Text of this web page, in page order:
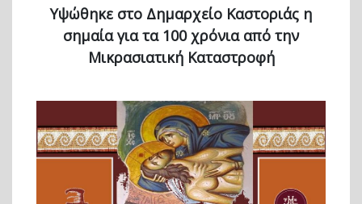
Υψώθηκε στο Δημαρχείο Καστοριάς η
σημαία για τα 100 χρόνια από την
Μικρασιατική Καταστροφή